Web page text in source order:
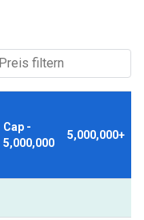
Cap -
5,000,000
5,000,000+